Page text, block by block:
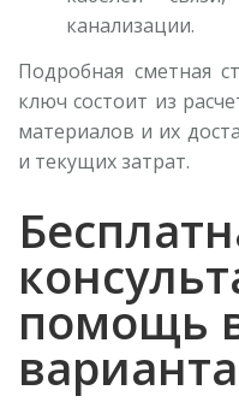
канализации.
Подробная сметная
ключ состоит из
материалов и их
и текущих затрат.
помощь
варианта